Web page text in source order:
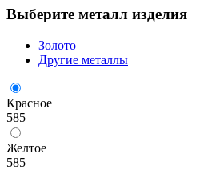
Выберите металл изделия
Золото
Другие металлы
Красное
585
Желтое
585